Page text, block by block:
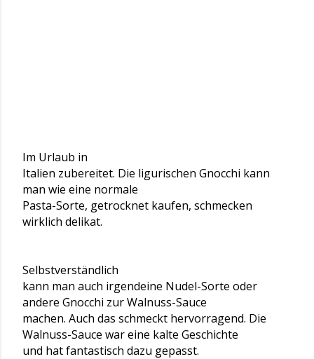
Im Urlaub in
Italien zubereitet. Die ligurischen Gnocchi kann
man wie eine normale
Pasta-Sorte, getrocknet kaufen, schmecken
wirklich delikat.
Selbstverständlich
kann man auch irgendeine Nudel-Sorte oder
andere Gnocchi zur Walnuss-Sauce
machen. Auch das schmeckt hervorragend. Die
Walnuss-Sauce war eine kalte Geschichte
und hat fantastisch dazu gepasst.